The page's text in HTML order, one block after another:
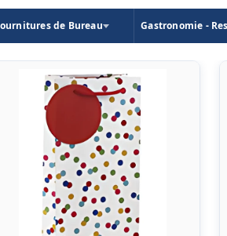
de Bureau Gastronomie -